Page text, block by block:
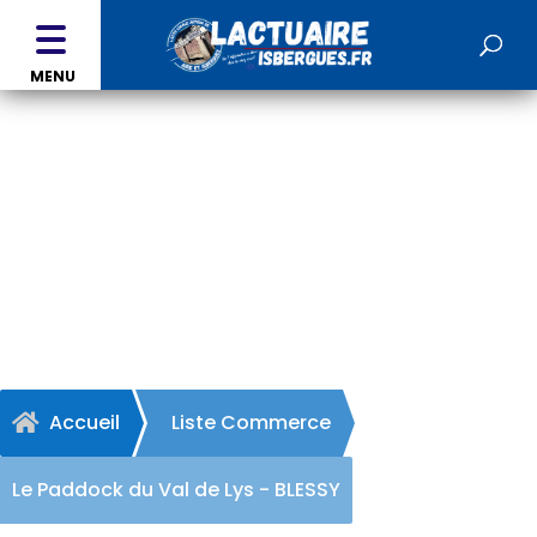
MENU
 Accueil Liste Commerce
Le Paddock du Val de Lys - BLESSY